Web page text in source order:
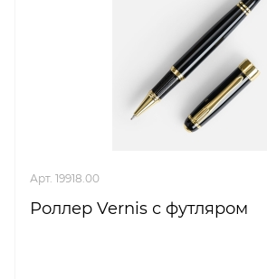
Арт. 19918.00
Роллер Vernis с футляром